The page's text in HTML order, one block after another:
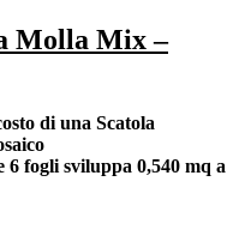
Molla Mix –
di una Scatola
6 fogli sviluppa 0,540 mq a